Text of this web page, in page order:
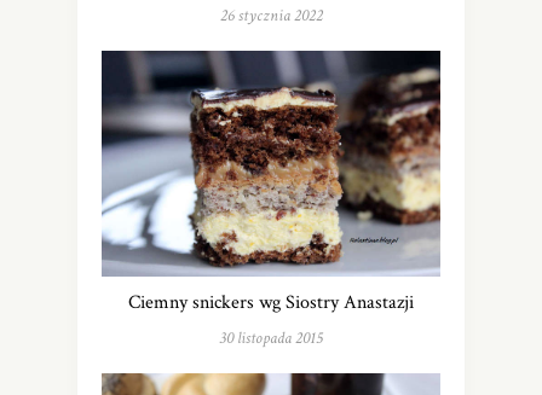
26 stycznia 2022
Ciemny snickers wg Siostry Anastazji
30 listopada 2015